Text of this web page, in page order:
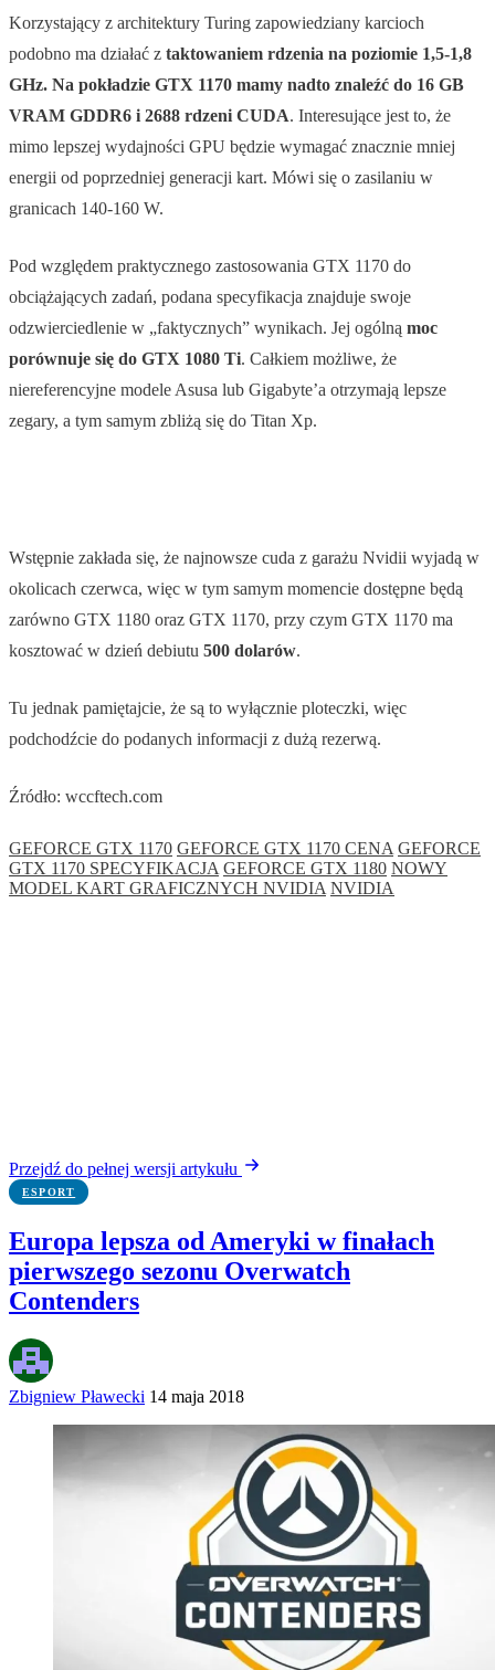
Korzystający z architektury Turing zapowiedziany karcioch
podobno ma działać z taktowaniem rdzenia na poziomie 1,5-1,8
GHz. Na pokładzie GTX 1170 mamy nadto znaleźć do 16 GB
VRAM GDDR6 i 2688 rdzeni CUDA. Interesujące jest to, że
mimo lepszej wydajności GPU będzie wymagać znacznie mniej
energii od poprzedniej generacji kart. Mówi się o zasilaniu w
granicach 140-160 W.
Pod względem praktycznego zastosowania GTX 1170 do
obciążających zadań, podana specyfikacja znajduje swoje
odzwierciedlenie w „faktycznych” wynikach. Jej ogólną moc
porównuje się do GTX 1080 Ti. Całkiem możliwe, że
niereferencyjne modele Asusa lub Gigabyte’a otrzymają lepsze
zegary, a tym samym zbliżą się do Titan Xp.
Wstępnie zakłada się, że najnowsze cuda z garażu Nvidii wyjadą w
okolicach czerwca, więc w tym samym momencie dostępne będą
zarówno GTX 1180 oraz GTX 1170, przy czym GTX 1170 ma
kosztować w dzień debiutu 500 dolarów.
Tu jednak pamiętajcie, że są to wyłącznie ploteczki, więc
podchodźcie do podanych informacji z dużą rezerwą.
Źródło: wccftech.com
GEFORCE GTX 1170 GEFORCE GTX 1170 CENA GEFORCE
GTX 1170 SPECYFIKACJA GEFORCE GTX 1180 NOWY
MODEL KART GRAFICZNYCH NVIDIA NVIDIA
Przejdź do pełnej wersji artykułu
ESPORT
Europa lepsza od Ameryki w finałach
pierwszego sezonu Overwatch
Contenders
Zbigniew Pławecki 14 maja 2018